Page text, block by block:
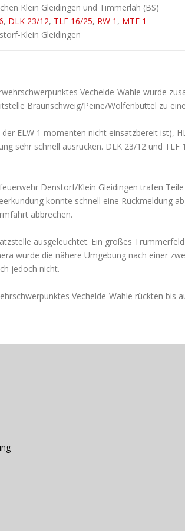
Klein Gleidingen und Timmerlah (BS)
, DLK 23/12, TLF 16/25, RW 1 , MTF 1
Klein Gleidingen
Vechelde-Wahle wurde
Braunschweig/Peine/Wolfenbüttel zu
der ELW 1 momenten nicht einsatzbereit ist),
sehr schnell ausrücken. DLK 23/12 und
Denstorf/Klein Gleidingen trafen
konnte schnell eine Rückmeldung
abbrechen.
ausgeleuchtet. Ein großes
wurde die nähere Umgebung nach einer
jedoch nicht.
Vechelde-Wahle rückten bis